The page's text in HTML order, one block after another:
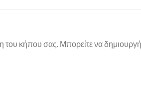
του κήπου σας. Μπορείτε να